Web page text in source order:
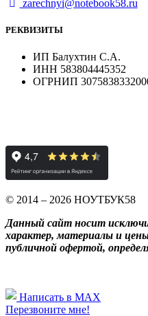
zarechnyi@notebook58.ru
РЕКВИЗИТЫ
ИП Балухтин С.А.
ИНН 583804445352
ОГРНИП
© 2014 – 2026 НОУТБУК58
Данный сайт носит
характер, материалы и
публичной офертой,
Написать в MAX
Перезвоните мне!